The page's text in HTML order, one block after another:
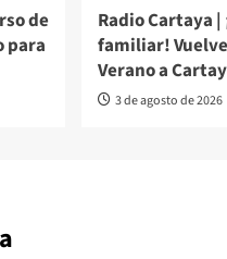
de
para
Radio Cartaya |
familiar!
Verano a
3 de agosto de 2026